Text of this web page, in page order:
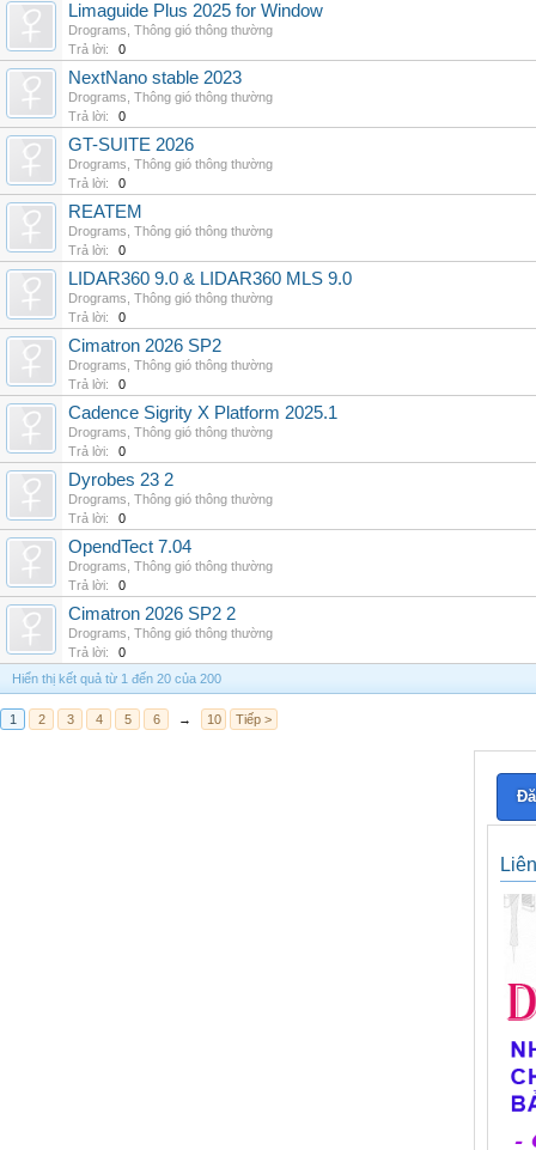
Limaguide Plus 2025 for Window
Drograms Thông gió thông thường
Trả lời:
0
NextNano stable 2023
Drograms Thông gió thông thường
Trả lời:
0
GT-SUITE 2026
Drograms Thông gió thông thường
Trả lời:
0
REATEM
Drograms Thông gió thông thường
Trả lời:
0
LIDAR360 9.0 & LIDAR360 MLS 9.0
Drograms Thông gió thông thường
Trả lời:
0
Cimatron 2026 SP2
Drograms Thông gió thông thường
Trả lời:
0
Cadence Sigrity X Platform 2025.1
Drograms Thông gió thông thường
Trả lời:
0
Dyrobes 23 2
Drograms Thông gió thông thường
Trả lời:
0
OpendTect 7.04
Drograms Thông gió thông thường
Trả lời:
0
Cimatron 2026 SP2 2
Drograms Thông gió thông thường
Trả lời:
0
Hiển thị kết quả từ 1 đến 20 của 200
1 2 3 4 5 6 → 10 Tiếp >